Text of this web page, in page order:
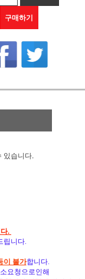
구매하기
있습니다.
.
립니다.
이 불가합니다.
요청으로인해